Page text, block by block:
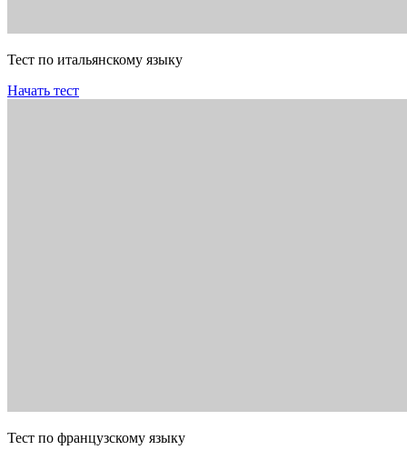
Тест по итальянскому языку
Начать тест
Тест по французскому языку